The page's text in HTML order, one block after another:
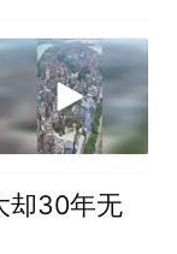
却30年无